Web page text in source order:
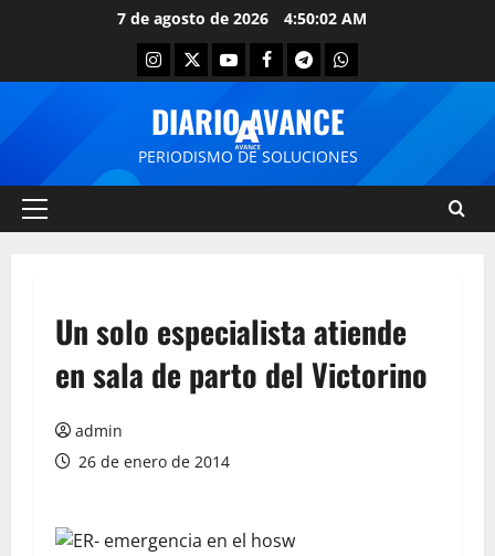
7 de agosto de 2026 4:50:02 AM
DIARIO AVANCE
PERIODISMO DE SOLUCIONES
Un solo especialista atiende
en sala de parto del Victorino
admin
26 de enero de 2014